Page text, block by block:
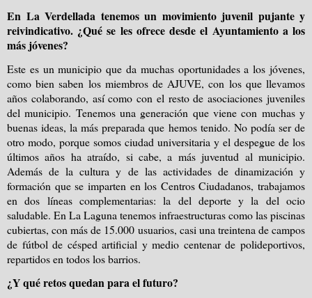
En La Verdellada tenemos un movimiento juvenil pujante y
reivindicativo. ¿Qué se les ofrece desde el Ayuntamiento a los
más jóvenes?
Este es un municipio que da muchas oportunidades a los jóvenes,
como bien saben los miembros de AJUVE, con los que llevamos
años colaborando, así como con el resto de asociaciones juveniles
del municipio. Tenemos una generación que viene con muchas y
buenas ideas, la más preparada que hemos tenido. No podía ser de
otro modo, porque somos ciudad universitaria y el despegue de los
últimos años ha atraído, si cabe, a más juventud al municipio.
Además de la cultura y de las actividades de dinamización y
formación que se imparten en los Centros Ciudadanos, trabajamos
en dos líneas complementarias: la del deporte y la del ocio
saludable. En La Laguna tenemos infraestructuras como las piscinas
cubiertas, con más de 15.000 usuarios, casi una treintena de campos
de fútbol de césped artificial y medio centenar de polideportivos,
repartidos en todos los barrios.
¿Y qué retos quedan para el futuro?